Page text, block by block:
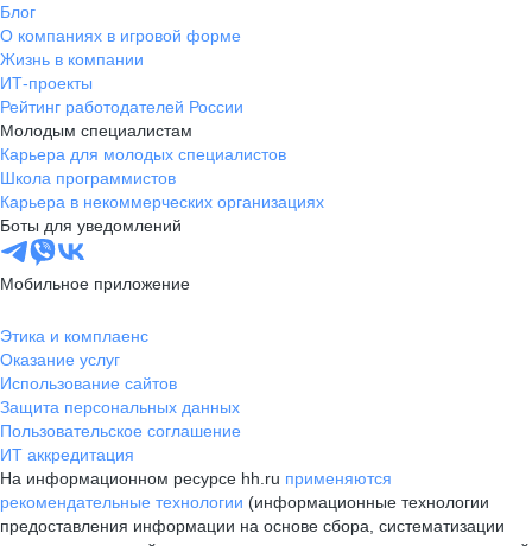
Блог
О компаниях в игровой форме
Жизнь в компании
ИТ-проекты
Рейтинг работодателей России
Молодым специалистам
Карьера для молодых специалистов
Школа программистов
Карьера в некоммерческих организациях
Боты для уведомлений
Мобильное приложение
Этика и комплаенс
Оказание услуг
Использование сайтов
Защита персональных данных
Пользовательское соглашение
ИТ аккредитация
На информационном ресурсе hh.ru применяются
рекомендательные технологии (информационные технологии
предоставления информации на основе сбора, систематизации